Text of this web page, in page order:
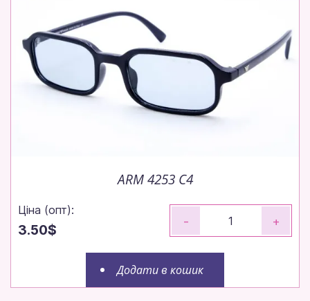
ARM 4253 C4
Ціна (опт):
3.50$
- +
Додати в кошик